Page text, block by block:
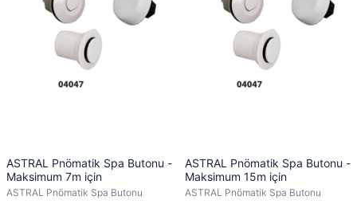
ASTRAL Pnömatik Spa Butonu -
Maksimum 7m için
ASTRAL Pnömatik Spa Butonu
ASTRAL Pnömatik Spa Butonu -
Maksimum 15m için
ASTRAL Pnömatik Spa Butonu